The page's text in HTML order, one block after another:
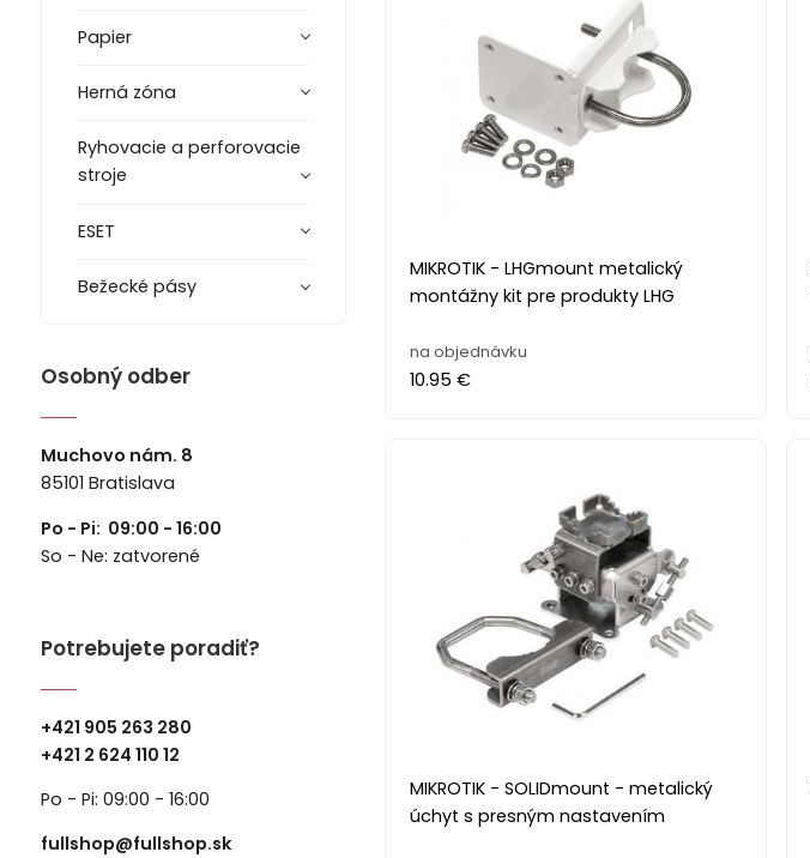
Papier
Herná zóna
Ryhovacie a perforovacie
stroje
ESET
Bežecké pásy
Osobný odber
Muchovo nám. 8
85101 Bratislava
Po - Pi: 09:00 - 16:00
So - Ne: zatvorené
Potrebujete poradiť?
+421 905 263 280
+421 2 624 110 12
Po - Pi: 09:00 - 16:00
fullshop@fullshop.sk
MIKROTIK - LHGmount metalický
montážny kit pre produkty LHG
na objednávku
10.95 €
MIKROTIK - SOLIDmount - metalický
úchyt s presným nastavením